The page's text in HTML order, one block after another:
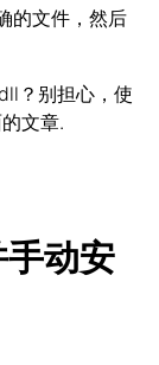
的文件，然后
？别担心，使
文章.
动安